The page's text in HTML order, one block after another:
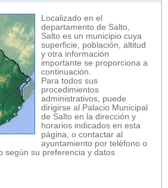
Localizado en el
departamento de Salto,
Salto es un municipio cuya
superficie, población, altitud
y otra información
importante se proporciona a
continuación.
Para todos sus
procedimientos
administrativos, puede
dirigirse al Palacio Municipal
de Salto en la dirección y
horarios indicados en esta
página, o contactar al
ayuntamiento por teléfono o
según su preferencia y datos